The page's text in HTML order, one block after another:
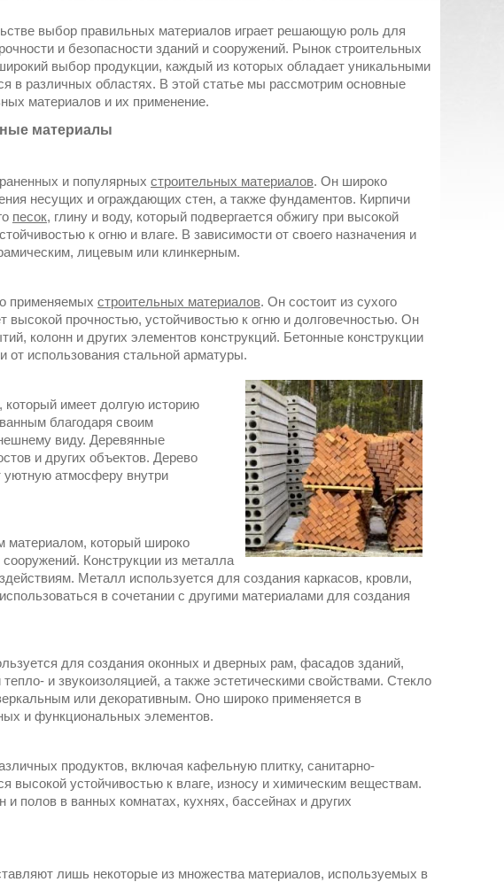
выбор правильных материалов играет решающую роль для
и безопасности зданий и сооружений. Рынок строительных
выбор продукции, каждый из которых обладает уникальными
в различных областях. В этой статье мы рассмотрим основные
материалов и их применение.
материалы
и популярных строительных материалов. Он широко
несущих и ограждающих стен, а также фундаментов. Кирпичи
песок, глину и воду, который подвергается обжигу при высокой
к огню и влаге. В зависимости от своего назначения и
лицевым или клинкерным.
применяемых строительных материалов. Он состоит из сухого
высокой прочностью, устойчивостью к огню и долговечностью. Он
колонн и других элементов конструкций. Бетонные конструкции
использования стальной арматуры.
имеет долгую историю
благодаря своим
виду. Деревянные
и других объектов. Дерево
уютную атмосферу внутри
материалом, который широко
Конструкции из металла
Металл используется для создания каркасов, кровли,
в сочетании с другими материалами для создания
для создания оконных и дверных рам, фасадов зданий,
и звукоизоляцией, а также эстетическими свойствами. Стекло
или декоративным. Оно широко применяется в
и функциональных элементов.
продуктов, включая кафельную плитку, санитарно-
устойчивостью к влаге, износу и химическим веществам.
полов в ванных комнатах, кухнях, бассейнах и других
лишь некоторые из множества материалов, используемых в